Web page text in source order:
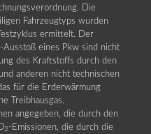
Die
Fahrzeugtyps wurden
ermittelt. Der
-Ausstoß eines Pkw sind nicht
des Kraftstoffs durch den
anderen nicht technischen
für die Erderwärmung
Treibhausgas.
angegeben, die durch den
2 -Emissionen, die durch die